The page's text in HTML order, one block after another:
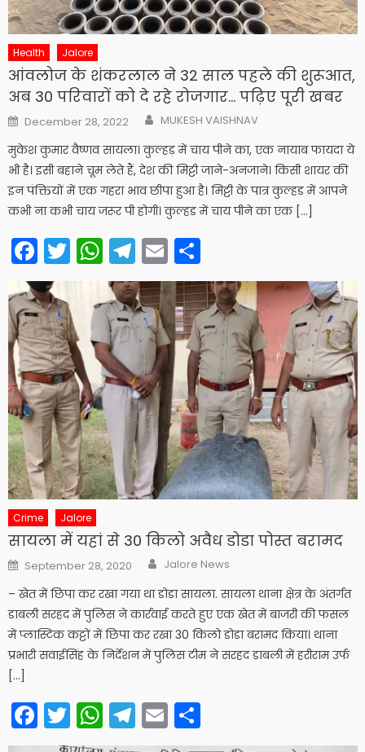
Health Jalore
आंवलोज के शंकरलाल ने 32 साल पहले की शुरूआत,
अब 30 परिवारों को दे रहे रोजगार… पढ़िए पूरी खबर
Posted
on
December 28, 2022 Author
MUKESH VAISHNAV
मुकेश कुमार वैष्णव सायला। कुल्हड़ में चाय पीने का, एक नायाब फायदा ये
भी है। इसी बहाने चूम लेते हैं, देश की मिट्टी जाने-अनजाने। किसी शायर की
इन पंक्तियों में एक गहरा भाव छीपा हुआ है। मिट्टी के पात्र कुल्हड में आपने
कभी ना कभी चाय जरूर पी होगी। कुल्हड में चाय पीने का एक […]
Facebook
Twitter
WhatsApp
Telegram
Email
Crime Jalore
सायला में यहां से 30 किलो अवैध डोडा पोस्त बरामद
Posted
on
September 28, 2020 Author
Jalore News
– खेत में छिपा कर रखा गया था डोडा सायला. सायला थाना क्षेत्र के अंतर्गत
डाबली सरहद में पुलिस ने कार्रवाई करते हुए एक खेत में बाजरी की फसल
में प्लास्टिक कट्टों में छिपा कर रखा 30 किलो डोडा बरामद किया। थाना
प्रभारी सवाईसिंह के निर्देशन में पुलिस टीम ने सरहद डाबली में हरीराम उर्फ
[…]
Facebook
Twitter
WhatsApp
Telegram
Email